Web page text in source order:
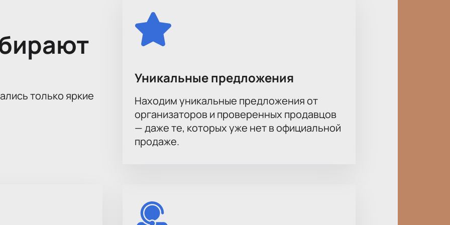
на привычки и ожидания общества. Главные герои вместе проходят испытания и
внутреннего роста делает спектакль понятным для широкой аудитории.
Зуева по адресу: Москва, ул. Лесная, д. 18. В зале хорошая акустика, удобное
пространства.
«Я – Счастье! Преображение, или Швабракадабра» онлайн?
Для выбора мест используйте схему зала — вы увидите свободные ряды и сможете
или компании. Цена зависит от выбранных мест — стоимость указана на схеме.
банковской картой.
Счастье! Преображение, или Швабракадабра»
спектакля и расписание показов на сайте.
только яркие
Уникальные предложения
Находим уникальные предложения от
организаторов и проверенных продавцов
— даже те, которых уже нет в официальной
продаже.